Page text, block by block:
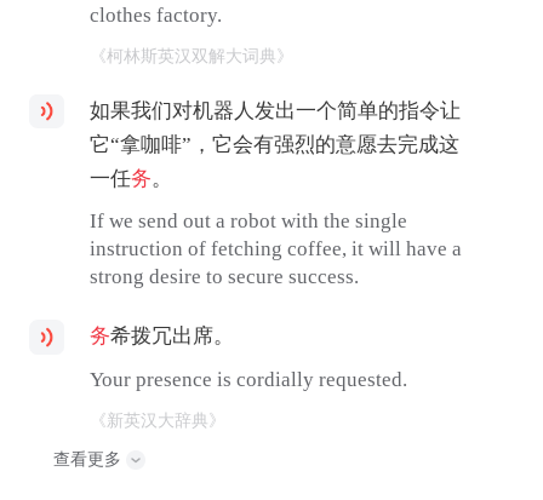
clothes factory.
《柯林斯英汉双解大词典》
如果我们对机器人发出一个简单的指令让
它“拿咖啡”，它会有强烈的意愿去完成这
一任务。
If we send out a robot with the single
instruction of fetching coffee, it will have a
strong desire to secure success.
务希拨冗出席。
Your presence is cordially requested.
《新英汉大辞典》
查看更多